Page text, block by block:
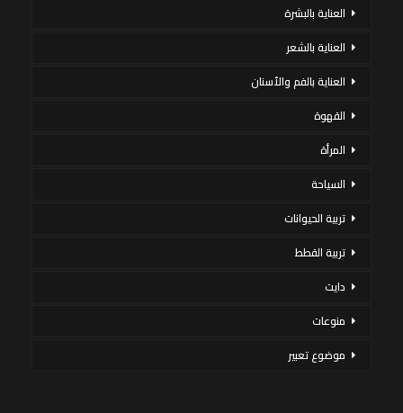
العناية بالبشرة
العناية بالشعر
العناية بالفم والأسنان
القهوة
المرأة
السياحة
تربية الحيوانات
تربية القطط
دايت
منوعات
موضوع تعبير